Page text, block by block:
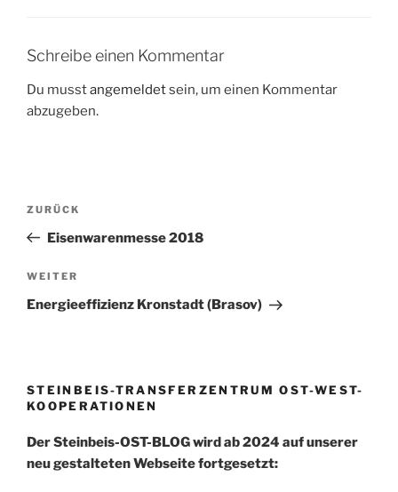
o
k
n
Schreibe einen Kommentar
Du musstangemeldetsein, um einen Kommentar
abzugeben.
Beitragsnavigation
Vorheriger
Beitrag
ZURÜCK
Eisenwarenmesse 2018
Nächster
Beitrag
WEITER
Energieeffizienz Kronstadt (Brasov)
STEINBEIS-TRANSFERZENTRUM OST-WEST-
KOOPERATIONEN
Der Steinbeis-OST-BLOG wird ab 2024 auf unserer
neu gestalteten Webseite fortgesetzt: